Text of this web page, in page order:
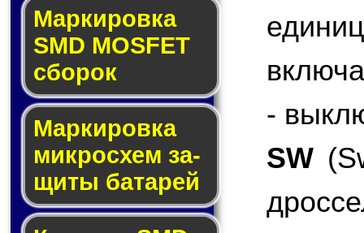
Мар­ки­ров­ка
SMD MOSFET
сбо­рок
Мар­ки­ров­ка
мик­ро­схем за­
щи­ты ба­та­рей
-
SW